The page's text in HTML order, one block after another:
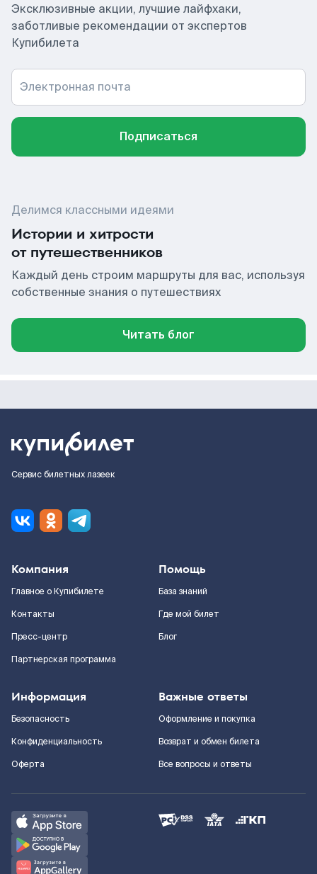
Эксклюзивные акции, лучшие лайфхаки,
заботливые рекомендации от экспертов
Купибилета
Электронная почта
Подписаться
Делимся классными идеями
Истории и хитрости
от путешественников
Каждый день строим маршруты для вас, используя
собственные знания о путешествиях
Читать блог
Сервис билетных лазеек
Компания
Главное о Купибилете
Контакты
Пресс-центр
Партнерская программа
Помощь
База знаний
Где мой билет
Блог
Информация
Безопасность
Конфиденциальность
Оферта
Важные ответы
Оформление и покупка
Возврат и обмен билета
Все вопросы и ответы